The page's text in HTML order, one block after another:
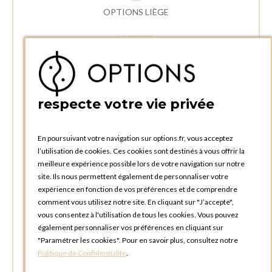
OPTIONS LIÈGE
ADRESSE :
4340 AWANS (Othée)
BELGIQUE
TÉLÉPHONE :
HEURES D'OUVERTURES
Horaires d'ouverture du Service Commercial :
Lundi au vendredi : 09:00h à 17:00h
Samedi et dimanche : Fermé
Horaires d'ouverture pour les enlèvements et retours des
commandes :
Lundi au vendredi : 08:30h à 17:30h
Samedi et dimanche : Fermé (enlèvements par box possible)
respecte votre vie privée
En poursuivant votre navigation sur options.fr, vous acceptez
l’utilisation de cookies. Ces cookies sont destinés à vous offrir la
meilleure expérience possible lors de votre navigation sur notre
site. Ils nous permettent également de personnaliser votre
expérience en fonction de vos préférences et de comprendre
comment vous utilisez notre site. En cliquant sur "J’accepte",
vous consentez à l'utilisation de tous les cookies. Vous pouvez
également personnaliser vos préférences en cliquant sur
"Paramétrer les cookies". Pour en savoir plus, consultez notre
Politique de Confidentialité.